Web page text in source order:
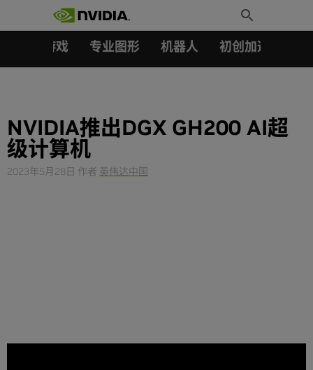
Toggle
Search
游戏 专业图形 机器人 初创加速会员成
NVIDIA推出DGX GH200 AI超
级计算机
2023年5月28日 作者 英伟达中国